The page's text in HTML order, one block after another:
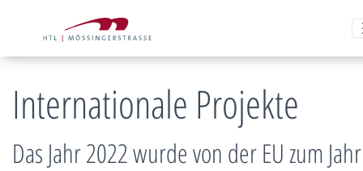
Internationale Projekte
Das Jahr 2022 wurde von der EU zum Jahr